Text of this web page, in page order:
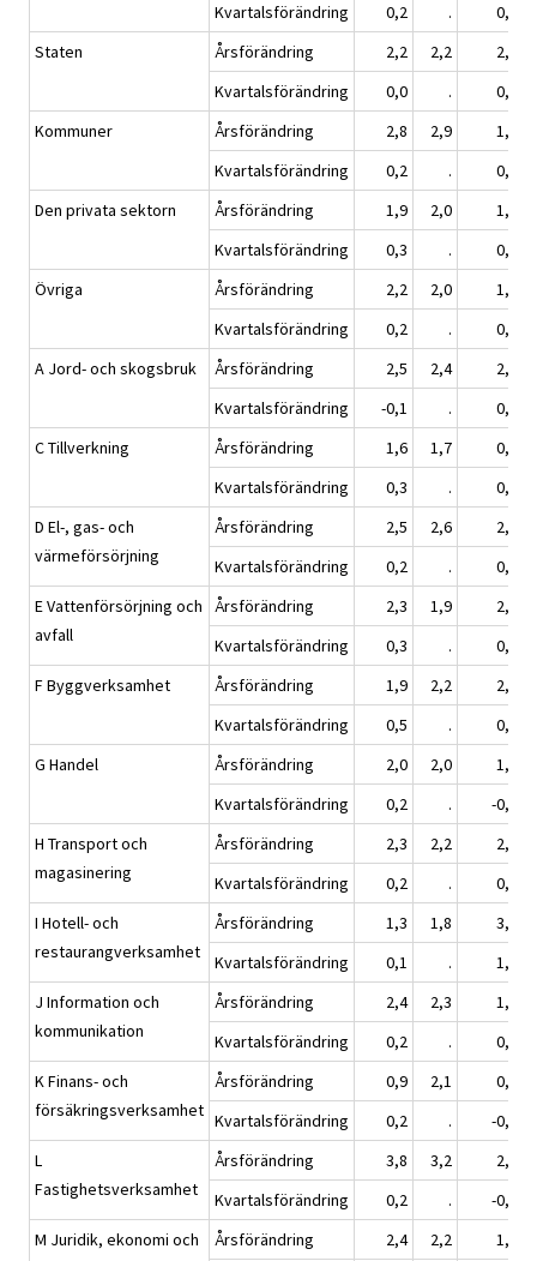
Kvartalsförändring
0,2 .
0,2
Staten
Årsförändring 2,2 2,2
2,3
Kvartalsförändring
0,0 .
0,1
Kommuner
Årsförändring 2,8 2,9
1,5
Kvartalsförändring
0,2 .
0,1
Den privata sektorn
Årsförändring 1,9 2,0
1,5
Kvartalsförändring
0,3 .
0,2
Övriga
Årsförändring 2,2 2,0
1,9
Kvartalsförändring
0,2 .
0,4
A Jord- och skogsbruk
Årsförändring 2,5 2,4
2,1
Kvartalsförändring
-0,1 .
0,8
C Tillverkning
Årsförändring 1,6 1,7
0,9
Kvartalsförändring
0,3 .
0,2
D El-, gas- och
värmeförsörjning
Årsförändring 2,5 2,6
2,4
Kvartalsförändring
0,2 .
0,1
E Vattenförsörjning och
avfall
Årsförändring 2,3 1,9
2,4
Kvartalsförändring
0,3 .
0,9
F Byggverksamhet
Årsförändring 1,9 2,2
2,1
Kvartalsförändring
0,5 .
0,5
G Handel
Årsförändring 2,0 2,0
1,0
Kvartalsförändring
0,2 .
-0,8
H Transport och
magasinering
Årsförändring 2,3 2,2
2,0
Kvartalsförändring
0,2 .
0,5
I Hotell- och
restaurangverksamhet
Årsförändring 1,3 1,8
3,3
Kvartalsförändring
0,1 .
1,8
J Information och
kommunikation
Årsförändring 2,4 2,3
1,1
Kvartalsförändring
0,2 .
0,2
K Finans- och
försäkringsverksamhet
Årsförändring 0,9 2,1
0,4
Kvartalsförändring
0,2 .
-0,1
L
Fastighetsverksamhet
Årsförändring 3,8 3,2
2,8
Kvartalsförändring
0,2 .
-0,2
M Juridik, ekonomi och
Årsförändring 2,4 2,2 1,6